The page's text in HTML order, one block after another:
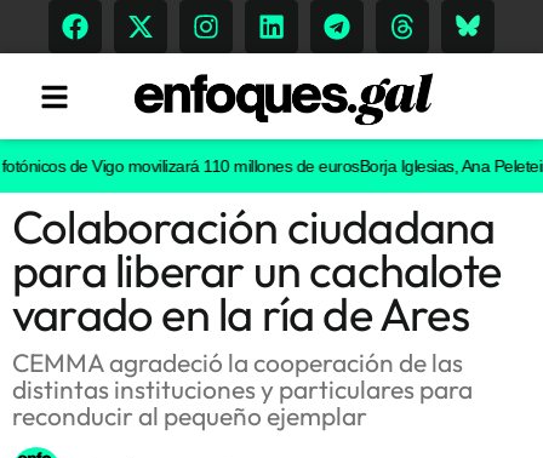
Tendencias
Memoria Histórica
Gastronomía
Escenarios
de Vigo movilizará 110 millones de eurosBorja Iglesias, Ana Peleteiro
Colaboración ciudadana
para liberar un cachalote
varado en la ría de Ares
CEMMA agradeció la cooperación de las
distintas instituciones y particulares para
reconducir al pequeño ejemplar